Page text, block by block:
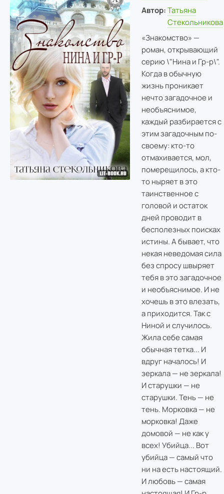
Автор: Татьяна
Стекольникова
«Знакомство» —
роман, открывающий
серию \"Нина и Гр-р\".
Когда в обычную
жизнь проникает
нечто загадочное и
необъяснимое,
каждый разбирается с
этим загадочным по-
своему: кто-то
отмахивается, мол,
померещилось, а кто-
то ныряет в это
таинственное с
головой и остаток
дней проводит в
бесполезных поисках
истины. А бывает, что
некая неведомая сила
без спросу швыряет
тебя в это загадочное
и необъяснимое. И не
хочешь в это влезать,
а приходится. Так с
Ниной и случилось.
Жила себе самая
обычная тетка... И
вдруг началось! И
зеркала — не зеркала!
И старушки — не
старушки. Тень — не
тень. Морковка — не
морковка! Даже
домовой — не как у
всех! Убийца... Вот
убийца — самый что
ни на есть настоящий.
И любовь — самая